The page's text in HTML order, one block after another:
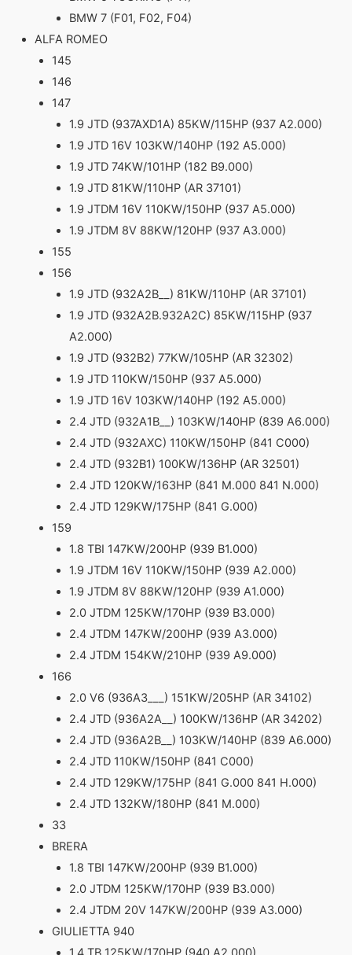
BMW 7 (F01, F02, F04)
ALFA ROMEO
145
146
147
1.9 JTD (937AXD1A) 85KW/115HP (937 A2.000)
1.9 JTD 16V 103KW/140HP (192 A5.000)
1.9 JTD 74KW/101HP (182 B9.000)
1.9 JTD 81KW/110HP (AR 37101)
1.9 JTDM 16V 110KW/150HP (937 A5.000)
1.9 JTDM 8V 88KW/120HP (937 A3.000)
155
156
1.9 JTD (932A2B__) 81KW/110HP (AR 37101)
1.9 JTD (932A2B.932A2C) 85KW/115HP (937
A2.000)
1.9 JTD (932B2) 77KW/105HP (AR 32302)
1.9 JTD 110KW/150HP (937 A5.000)
1.9 JTD 16V 103KW/140HP (192 A5.000)
2.4 JTD (932A1B__) 103KW/140HP (839 A6.000)
2.4 JTD (932AXC) 110KW/150HP (841 C000)
2.4 JTD (932B1) 100KW/136HP (AR 32501)
2.4 JTD 120KW/163HP (841 M.000 841 N.000)
2.4 JTD 129KW/175HP (841 G.000)
159
1.8 TBI 147KW/200HP (939 B1.000)
1.9 JTDM 16V 110KW/150HP (939 A2.000)
1.9 JTDM 8V 88KW/120HP (939 A1.000)
2.0 JTDM 125KW/170HP (939 B3.000)
2.4 JTDM 147KW/200HP (939 A3.000)
2.4 JTDM 154KW/210HP (939 A9.000)
166
2.0 V6 (936A3___) 151KW/205HP (AR 34102)
2.4 JTD (936A2A__) 100KW/136HP (AR 34202)
2.4 JTD (936A2B__) 103KW/140HP (839 A6.000)
2.4 JTD 110KW/150HP (841 C000)
2.4 JTD 129KW/175HP (841 G.000 841 H.000)
2.4 JTD 132KW/180HP (841 M.000)
33
BRERA
1.8 TBI 147KW/200HP (939 B1.000)
2.0 JTDM 125KW/170HP (939 B3.000)
2.4 JTDM 20V 147KW/200HP (939 A3.000)
GIULIETTA 940